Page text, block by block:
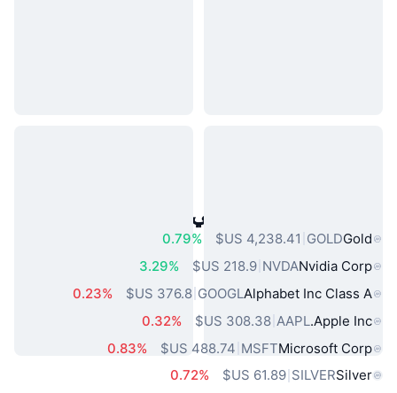
أصول العالم الحقيقي الشائعة
Gold
GOLD
0.79%
Nvidia Corp
NVDA
‏218.9 US$
3.29%
Alphabet Inc Class A
GOOGL
‏376.8 US$
0.23%
Apple Inc.
AAPL
‏308.38 US$
0.32%
Microsoft Corp
MSFT
0.83%
Silver
SILVER
‏61.89 US$
0.72%